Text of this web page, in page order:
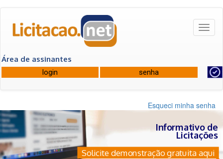
Área de assinantes
Esqueci minha senha
Informativo de
Licitações
Solicite demonstração gratuita aqui